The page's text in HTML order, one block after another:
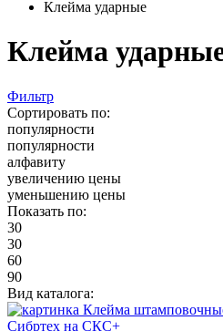
Клейма ударные
Клейма
Фильтр
Сортировать по:
популярности
популярности
алфавиту
увеличению цены
уменьшению цены
Показать по:
30
30
60
90
Вид каталога: